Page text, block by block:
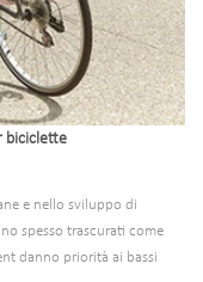
biciclette
e nello sviluppo di
spesso trascurati come
danno priorità ai bassi